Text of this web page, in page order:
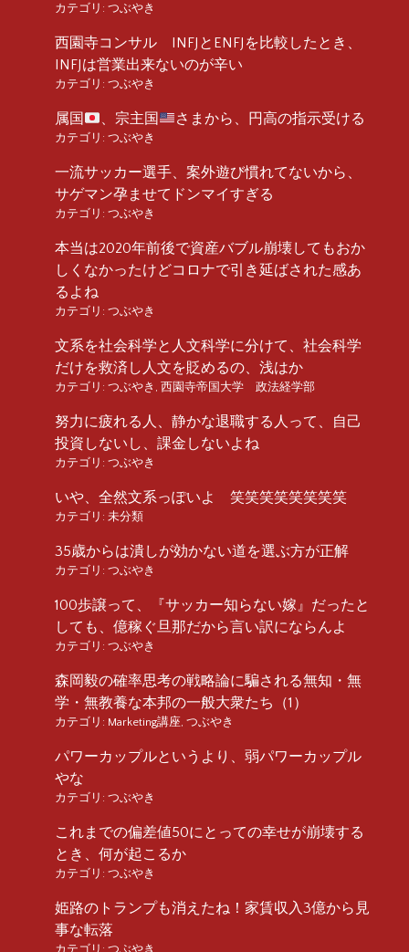
カテゴリ: つぶやき
西園寺コンサル INFJとENFJを比較したとき、
INFJは営業出来ないのが辛い
カテゴリ: つぶやき
属国 、宗主国 さまから、円高の指示受ける
カテゴリ: つぶやき
一流サッカー選手、案外遊び慣れてないから、
サゲマン孕ませてドンマイすぎる
カテゴリ: つぶやき
本当は2020年前後で資産バブル崩壊してもおか
しくなかったけどコロナで引き延ばされた感あ
るよね
カテゴリ: つぶやき
文系を社会科学と人文科学に分けて、社会科学
だけを救済し人文を貶めるの、浅はか
カテゴリ: つぶやき , 西園寺帝国大学 政法経学部
努力に疲れる人、静かな退職する人って、自己
投資しないし、課金しないよね
カテゴリ: つぶやき
いや、全然文系っぽいよ 笑笑笑笑笑笑笑笑
カテゴリ: 未分類
35歳からは潰しが効かない道を選ぶ方が正解
カテゴリ: つぶやき
100歩譲って、『サッカー知らない嫁』だったと
しても、億稼ぐ旦那だから言い訳にならんよ
カテゴリ: つぶやき
森岡毅の確率思考の戦略論に騙される無知・無
学・無教養な本邦の一般大衆たち（1）
カテゴリ: Marketing講座, つぶやき
パワーカップルというより、弱パワーカップル
やな
カテゴリ: つぶやき
これまでの偏差値50にとっての幸せが崩壊する
とき、何が起こるか
カテゴリ: つぶやき
姫路のトランプも消えたね！家賃収入3億から見
事な転落
カテゴリ: つぶやき